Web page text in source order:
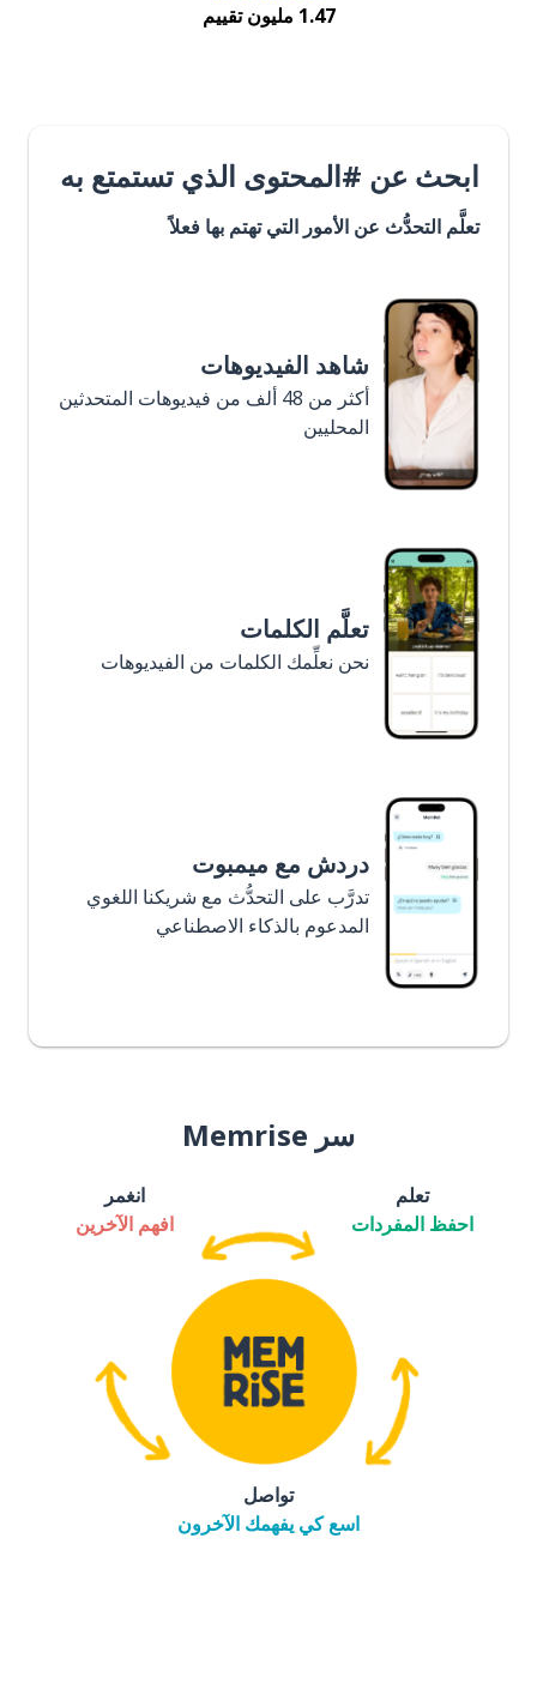
1.47 مليون تقييم
ابحث عن #المحتوى الذي تستمتع به
تعلَّم التحدُّث عن الأمور التي تهتم بها فعلاً
شاهد الفيديوهات
أكثر من 48 ألف من فيديوهات المتحدثين
المحليين
تعلَّم الكلمات
نحن نعلِّمك الكلمات من الفيديوهات
دردش مع ميمبوت
تدرَّب على التحدُّث مع شريكنا اللغوي
المدعوم بالذكاء الاصطناعي
سر Memrise
تعلم
احفظ المفردات
انغمر
افهم الآخرين
تواصل
اسع كي يفهمك الآخرون